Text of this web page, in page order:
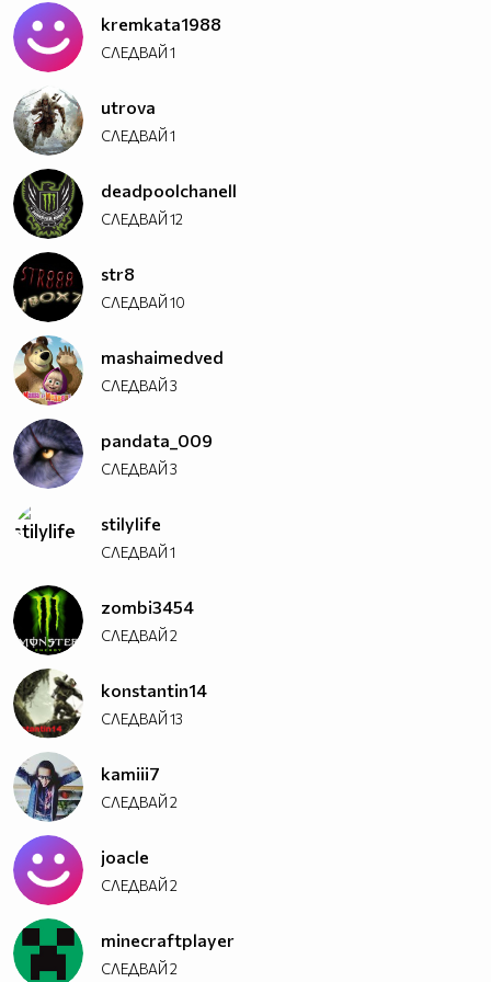
kremkata1988
СЛЕДВАЙ1
utrova
СЛЕДВАЙ1
deadpoolchanell
СЛЕДВАЙ12
str8
СЛЕДВАЙ10
mashaimedved
СЛЕДВАЙ3
pandata_009
СЛЕДВАЙ3
stilylife
СЛЕДВАЙ1
zombi3454
СЛЕДВАЙ2
konstantin14
СЛЕДВАЙ13
kamiii7
СЛЕДВАЙ2
joacle
СЛЕДВАЙ2
minecraftplayer
СЛЕДВАЙ2